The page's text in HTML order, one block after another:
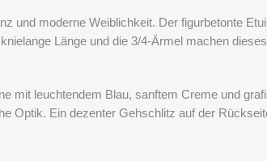
und moderne Weiblichkeit. Der figurbetonte
Länge und die 3/4-Ärmel machen
mit leuchtendem Blau, sanftem Creme und
Optik. Ein dezenter Gehschlitz auf der